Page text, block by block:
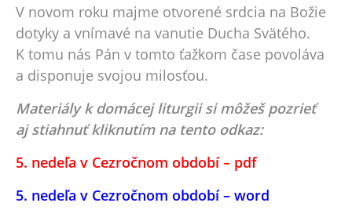
V novom roku majme otvorené srdcia na Božie
dotyky a vnímavé na vanutie Ducha Svätého.
K tomu nás Pán v tomto ťažkom čase povoláva
a disponuje svojou milosťou.
Materiály k domácej liturgii si môžeš pozrieť
aj stiahnuť kliknutím na tento odkaz:
5. nedeľa v Cezročnom období – pdf
5. nedeľa v Cezročnom období – word